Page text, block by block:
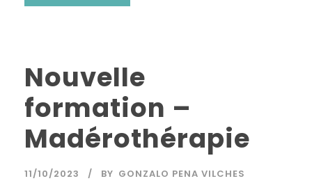
Nouvelle
formation –
Madérothérapie
11/10/2023 BY GONZALO PENA VILCHES